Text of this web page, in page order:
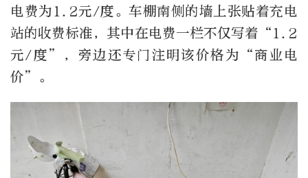
电费为1.2元/度。车棚南侧的墙上张贴着充电
站的收费标准，其中在电费一栏不仅写着“1.2
元/度”，旁边还专门注明该价格为“商业电
价”。